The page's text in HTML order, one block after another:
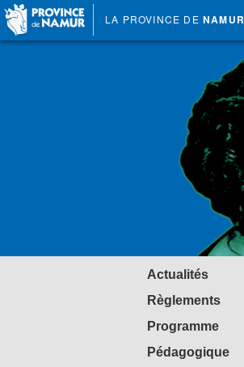
LA PROVINCE DE NAMUR
Actualités
Règlements
Programme
Pédagogique